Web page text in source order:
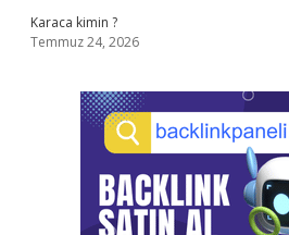
Karaca kimin ?
Temmuz 24, 2026